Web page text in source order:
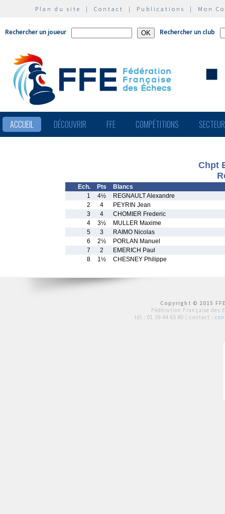
Plan du site | Contact | Publications | Mon
Rechercher un joueur Rechercher un club
ACCUEIL DÉCOUVRIR FFE COMPÉTITIONS
Chpt
Ech. Pts
Blancs
1
4½
REGNAULT Alexandre
2
4
PEYRIN Jean
3
4
CHOMIER Frederic
4
3½
MULLER Maxime
5
3
RAIMO Nicolas
6
2½
PORLAN Manuel
7
2
EMERICH Paul
8
1½ CHESNEY Philippe
Copyright © 2015
Fédération Française des
tél : 01 39 44 65 80 | contact :